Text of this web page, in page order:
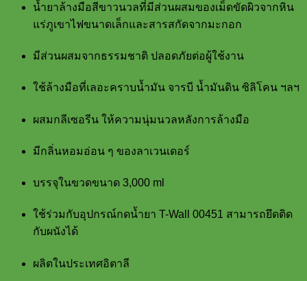
น้ำยาล้างมือสีขาวนวลที่มีส่วนผสมของเม็ดขัดผิวจากหิน
แร่ภูเขาไฟขนาดเล็กและสารสกัดจากมะกอก
มีส่วนผสมจากธรรมชาติ ปลอดภัยต่อผู้ใช้งาน
ใช้ล้างมือที่เลอะคราบน้ำมัน จารบี น้ำมันดิน ซิลิโคน ฯลฯ
ผสมกลีเซอรีน ให้ความนุ่มนวลหลังการล้างมือ
มีกลิ่นหอมอ่อน ๆ ของลาเวนเดอร์
บรรจุในขวดขนาด 3,000 ml
ใช้ร่วมกับอุปกรณ์กดน้ำยา T-Wall 00451 สามารถยึดติด
กับผนังได้
ผลิตในประเทศอิตาลี